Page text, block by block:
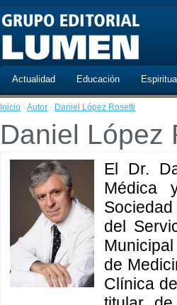
Actualidad Educación
Inicio · Autor · Daniel López Rosetti
Daniel López
El Dr.
Médica
del
de
Clínica